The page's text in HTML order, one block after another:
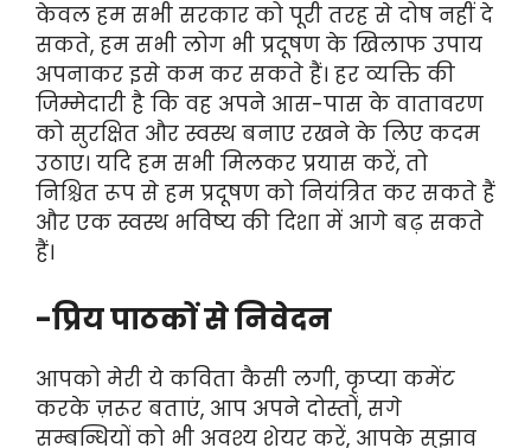
केवल हम सभी सरकार को पूरी तरह से दोष नहीं दे
सकते, हम सभी लोग भी प्रदूषण के खिलाफ उपाय
अपनाकर इसे कम कर सकते हैं। हर व्यक्ति की
जिम्मेदारी है कि वह अपने आस-पास के वातावरण
को सुरक्षित और स्वस्थ बनाए रखने के लिए कदम
उठाए। यदि हम सभी मिलकर प्रयास करें, तो
निश्चित रूप से हम प्रदूषण को नियंत्रित कर सकते हैं
और एक स्वस्थ भविष्य की दिशा में आगे बढ़ सकते
हैं।
-प्रिय पाठकों से निवेदन
आपको मेरी ये कविता कैसी लगी, कृप्या कमेंट
करके ज़रूर बताएं, आप अपने दोस्तों, सगे
सम्बन्धियों को भी अवश्य शेयर करें, आपके सुझाव